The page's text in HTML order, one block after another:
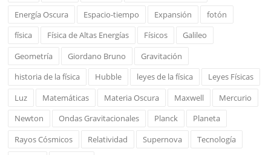
Energía Oscura
Espacio-tiempo Expansión
fotón
física
Física de Altas Energías Físicos
Galileo
Geometría
Giordano Bruno
Gravitación
historia de la física
Hubble leyes de la física
Leyes Físicas
Luz
Matemáticas Materia Oscura Maxwell
Mercurio
Newton
Ondas Gravitacionales Planck
Planeta
Rayos Cósmicos
Relatividad Supernova
Tecnología